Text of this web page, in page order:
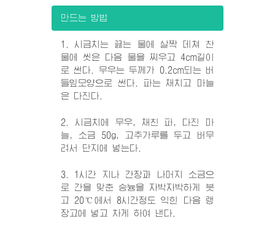
만드는 방법
1. 시금치는 끓는 물에 살짝 데쳐 찬
물에 씻은 다음 물을 찌우고 4cm길이
로 썬다. 무우는 두께가 0.2cm되는 버
들잎모양으로 썬다. 파는 채치고 마늘
은 다진다.
2. 시금치에 무우, 채친 파, 다진 마
늘, 소금 50g, 고추가루를 두고 버무
려서 단지에 넣는다.
3. 1시간 지나 간장과 나머지 소금으
로 간을 맞춘 숭늉을 자박자박하게 붓
고 20℃에서 8시간정도 익힌 다음 랭
장고에 넣고 차게 하여 낸다.